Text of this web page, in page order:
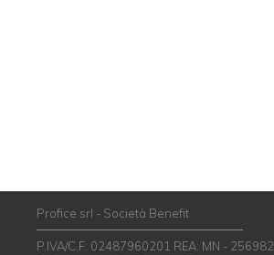
Profice srl - Società Benefit
P.IVA/C.F: 02487960201 REA: MN - 256982